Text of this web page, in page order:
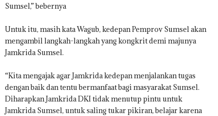
Sumsel,” bebernya
Untuk itu, masih kata Wagub, kedepan Pemprov Sumsel akan
mengambil langkah-langkah yang kongkrit demi majunya
Jamkrida Sumsel.
“Kita mengajak agar Jamkrida kedepan menjalankan tugas
dengan baik dan tentu bermanfaat bagi masyarakat Sumsel.
Diharapkan Jamkrida DKI tidak menutup pintu untuk
Jamkrida Sumsel, untuk saling tukar pikiran, belajar karena